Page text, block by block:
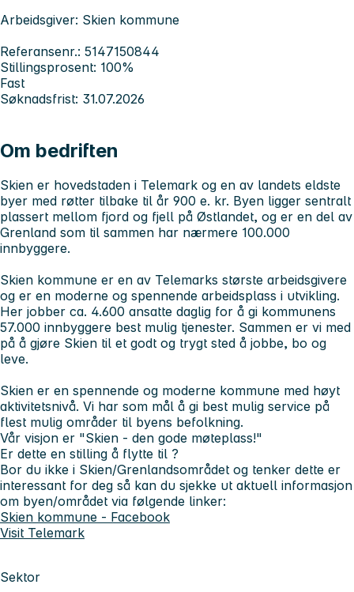
Arbeidsgiver: Skien kommune
Referansenr.: 5147150844
Stillingsprosent: 100%
Fast
Søknadsfrist: 31.07.2026
Om bedriften
Skien er hovedstaden i Telemark og en av landets eldste
byer med røtter tilbake til år 900 e. kr. Byen ligger sentralt
plassert mellom fjord og fjell på Østlandet, og er en del av
Grenland som til sammen har nærmere 100.000
innbyggere.
Skien kommune er en av Telemarks største arbeidsgivere
og er en moderne og spennende arbeidsplass i utvikling.
Her jobber ca. 4.600 ansatte daglig for å gi kommunens
57.000 innbyggere best mulig tjenester. Sammen er vi med
på å gjøre Skien til et godt og trygt sted å jobbe, bo og
leve.
Skien er en spennende og moderne kommune med høyt
aktivitetsnivå. Vi har som mål å gi best mulig service på
flest mulig områder til byens befolkning.
Vår visjon er "Skien - den gode møteplass!"
Er dette en stilling å flytte til ?
Bor du ikke i Skien/Grenlandsområdet og tenker dette er
interessant for deg så kan du sjekke ut aktuell informasjon
om byen/området via følgende linker:
Skien kommune - Facebook
Visit Telemark
Sektor